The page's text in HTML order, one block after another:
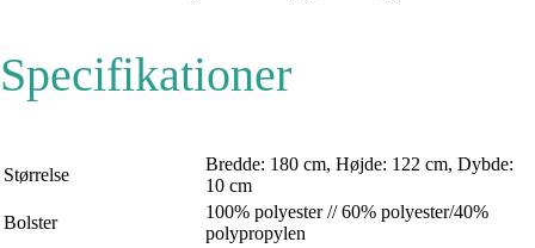
Specifikationer
Størrelse
Bredde: 180 cm, Højde: 122 cm, Dybde:
10 cm
Bolster
100% polyester // 60% polyester/40%
polypropylen